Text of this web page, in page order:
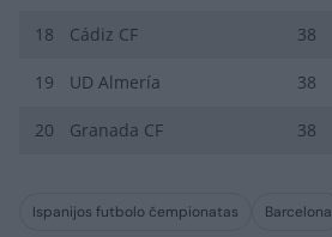
18 Cádiz CF 38
19 UD Almería 38
20 Granada CF 38
Ispanijos futbolo čempionatas Barcelona